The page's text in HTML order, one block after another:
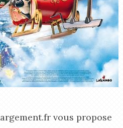
vous propose